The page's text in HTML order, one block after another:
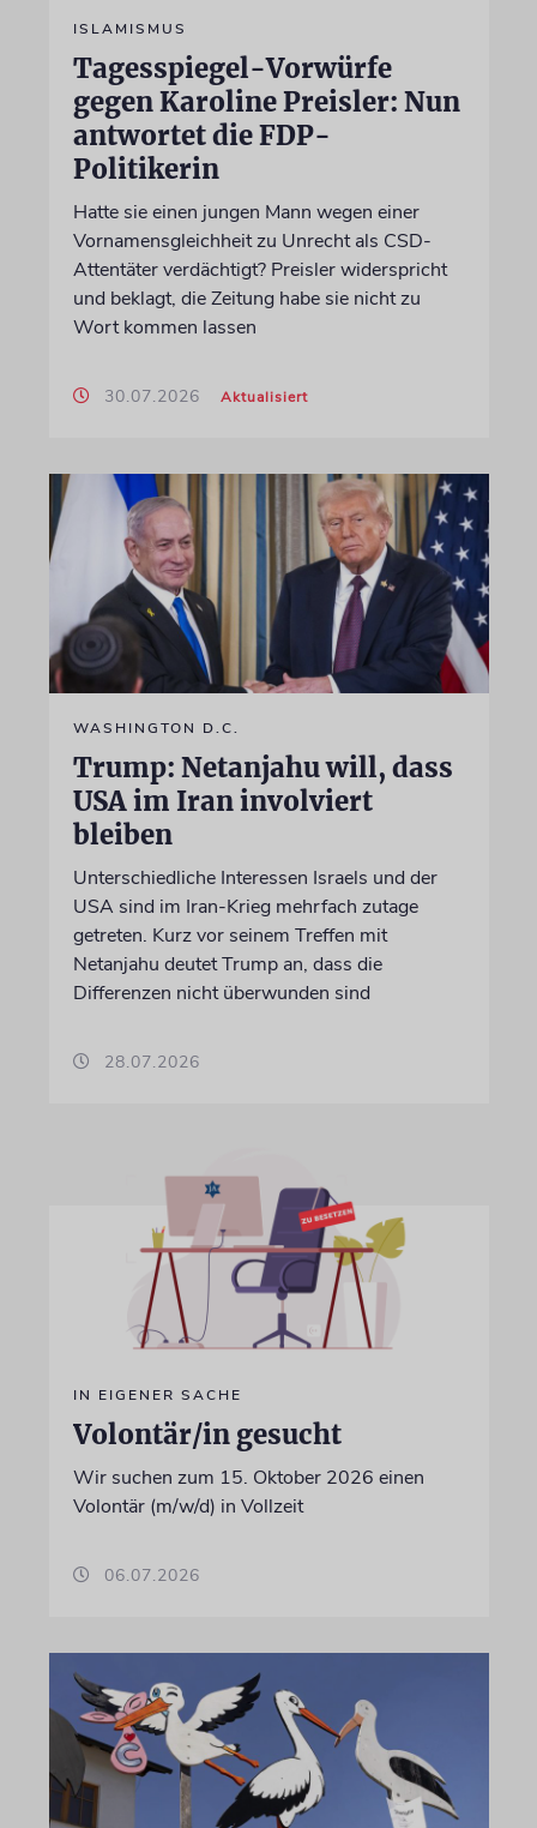
ISLAMISMUS
Tagesspiegel-Vorwürfe
gegen Karoline Preisler: Nun
antwortet die FDP-
Politikerin
Hatte sie einen jungen Mann wegen einer
Vornamensgleichheit zu Unrecht als CSD-
Attentäter verdächtigt? Preisler widerspricht
und beklagt, die Zeitung habe sie nicht zu
Wort kommen lassen
30.07.2026 Aktualisiert
WASHINGTON D.C.
Trump: Netanjahu will, dass
USA im Iran involviert
bleiben
Unterschiedliche Interessen Israels und der
USA sind im Iran-Krieg mehrfach zutage
getreten. Kurz vor seinem Treffen mit
Netanjahu deutet Trump an, dass die
Differenzen nicht überwunden sind
28.07.2026
IN EIGENER SACHE
Volontär/in gesucht
Wir suchen zum 15. Oktober 2026 einen
Volontär (m/w/d) in Vollzeit
06.07.2026